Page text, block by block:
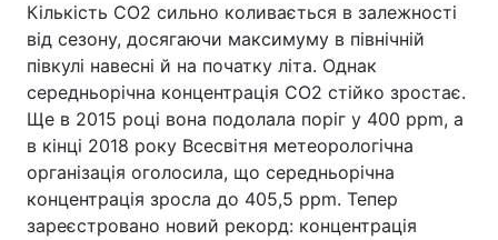
Кількість CO2 сильно коливається в залежності
від сезону, досягаючи максимуму в північній
півкулі навесні й на початку літа. Однак
середньорічна концентрація CO2 стійко зростає.
Ще в 2015 році вона подолала поріг у 400 ppm, а
в кінці 2018 року Всесвітня метеорологічна
організація оголосила, що середньорічна
концентрація зросла до 405,5 ppm. Тепер
зареєстровано новий рекорд: концентрація